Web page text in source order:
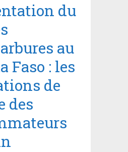
du
au
Faso : les
de
des